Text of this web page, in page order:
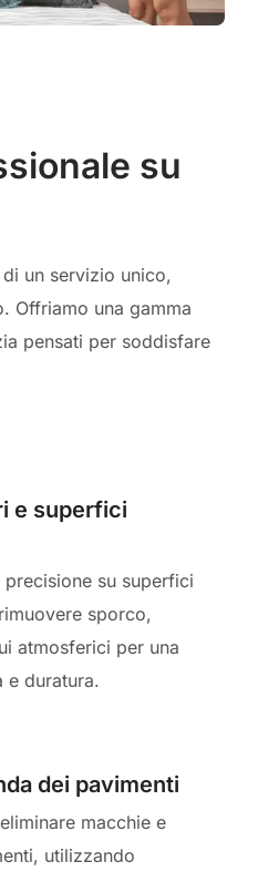
su
un servizio unico,
Offriamo una gamma
pensati per soddisfare
e superfici
su superfici
sporco,
atmosferici per una
e duratura.
dei pavimenti
macchie e
utilizzando